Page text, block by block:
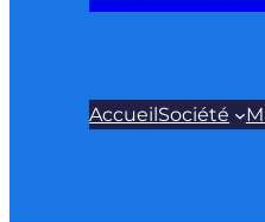
AccueilSociété